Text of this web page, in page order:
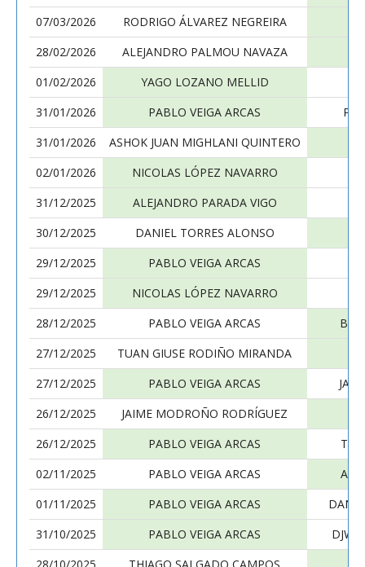
07/03/2026
RODRIGO ÁLVAREZ NEGREIRA
28/02/2026
ALEJANDRO PALMOU NAVAZA
01/02/2026
YAGO LOZANO MELLID
31/01/2026
PABLO VEIGA ARCAS
31/01/2026
ASHOK JUAN MIGHLANI QUINTERO
02/01/2026
NICOLAS LÓPEZ NAVARRO
31/12/2025
ALEJANDRO PARADA VIGO
30/12/2025
DANIEL TORRES ALONSO
29/12/2025
PABLO VEIGA ARCAS
29/12/2025
NICOLAS LÓPEZ NAVARRO
28/12/2025
PABLO VEIGA ARCAS
27/12/2025
TUAN GIUSE RODIÑO MIRANDA
27/12/2025
PABLO VEIGA ARCAS
26/12/2025
JAIME MODROÑO RODRÍGUEZ
26/12/2025
PABLO VEIGA ARCAS
02/11/2025
PABLO VEIGA ARCAS
01/11/2025
PABLO VEIGA ARCAS
31/10/2025
PABLO VEIGA ARCAS